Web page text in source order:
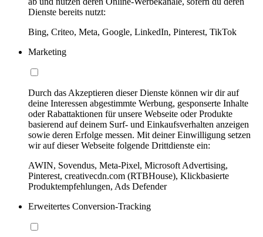
Dienste bereits nutzt:
Bing, Criteo, Meta, Google, LinkedIn, Pinterest, TikTok
Marketing
Durch das Akzeptieren dieser Dienste können wir dir auf
deine Interessen abgestimmte Werbung, gesponserte Inhalte
oder Rabattaktionen für unsere Webseite oder Produkte
basierend auf deinem Surf- und Einkaufsverhalten anzeigen
sowie deren Erfolge messen. Mit deiner Einwilligung setzen
wir auf dieser Webseite folgende Drittdienste ein:
AWIN, Sovendus, Meta-Pixel, Microsoft Advertising,
Pinterest, creativecdn.com (RTBHouse), Klickbasierte
Produktempfehlungen, Ads Defender
Erweitertes Conversion-Tracking